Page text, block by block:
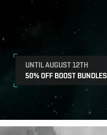
UNTIL AUGUST 12TH
50% OFF BOOST BUNDLES